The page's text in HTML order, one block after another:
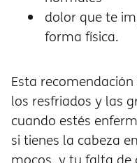
dolor que te
forma física.
Esta
los resfriados y las
cuando estés
si tienes la cabeza